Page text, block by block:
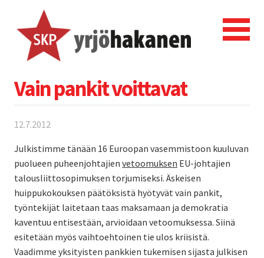
Vain pankit voittavat
12.7.2012
Julkistimme tänään 16 Euroopan vasemmistoon kuuluvan
puolueen puheenjohtajien vetoomuksen EU-johtajien
talousliittosopimuksen torjumiseksi. Äskeisen
huippukokouksen päätöksistä hyötyvät vain pankit,
työntekijät laitetaan taas maksamaan ja demokratia
kaventuu entisestään, arvioidaan vetoomuksessa. Siinä
esitetään myös vaihtoehtoinen tie ulos kriisistä.
Vaadimme yksityisten pankkien tukemisen sijasta julkisen